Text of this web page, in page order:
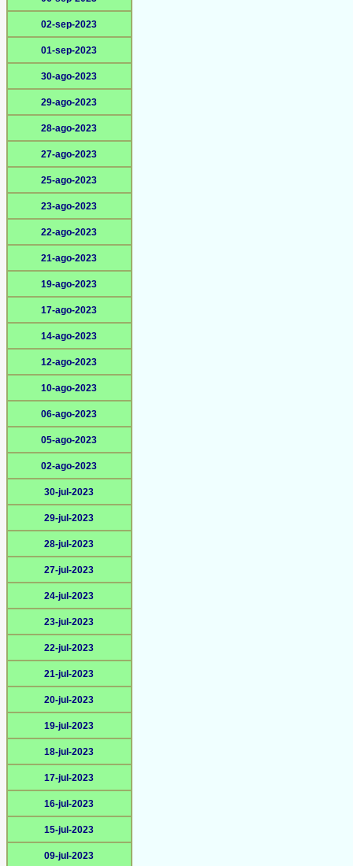
02-sep-2023
01-sep-2023
30-ago-2023
29-ago-2023
28-ago-2023
27-ago-2023
25-ago-2023
23-ago-2023
22-ago-2023
21-ago-2023
19-ago-2023
17-ago-2023
14-ago-2023
12-ago-2023
10-ago-2023
06-ago-2023
05-ago-2023
02-ago-2023
30-jul-2023
29-jul-2023
28-jul-2023
27-jul-2023
24-jul-2023
23-jul-2023
22-jul-2023
21-jul-2023
20-jul-2023
19-jul-2023
18-jul-2023
17-jul-2023
16-jul-2023
15-jul-2023
09-jul-2023